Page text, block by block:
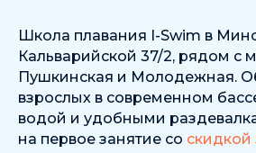
Школа плавания I-Swim в
Кальварийской 37/2, рядом с
Пушкинская и Молодежная.
взрослых в современном
водой и удобными
на первое занятие со скидкой